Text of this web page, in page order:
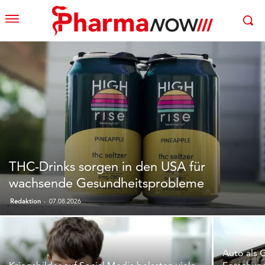
THC-Drinks sorgen in den USA für
wachsende Gesundheitsprobleme
Redaktion - 07.08.2026
Auto als